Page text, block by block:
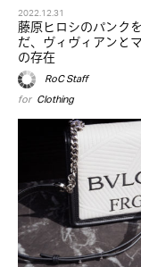
2022.12.31
藤原ヒロシのパンク
だ、ヴィヴィアンと
の存在
RoC Staff
for Clothing